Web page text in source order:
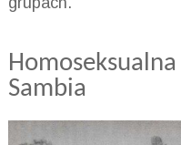
Sambia